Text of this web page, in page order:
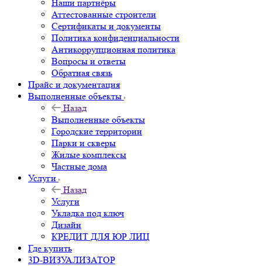
Наши партнёры
Аттестованные строители
Сертификаты и документы
Политика конфиденциальности
Антикоррупционная политика
Вопросы и ответы
Обратная связь
Прайс и документация
Выполненные объекты
Назад
Выполненные объекты
Городские территории
Парки и скверы
Жилые комплексы
Частные дома
Услуги
Назад
Услуги
Укладка под ключ
Дизайн
КРЕДИТ ДЛЯ ЮР ЛИЦ
Где купить
3D-ВИЗУАЛИЗАТОР